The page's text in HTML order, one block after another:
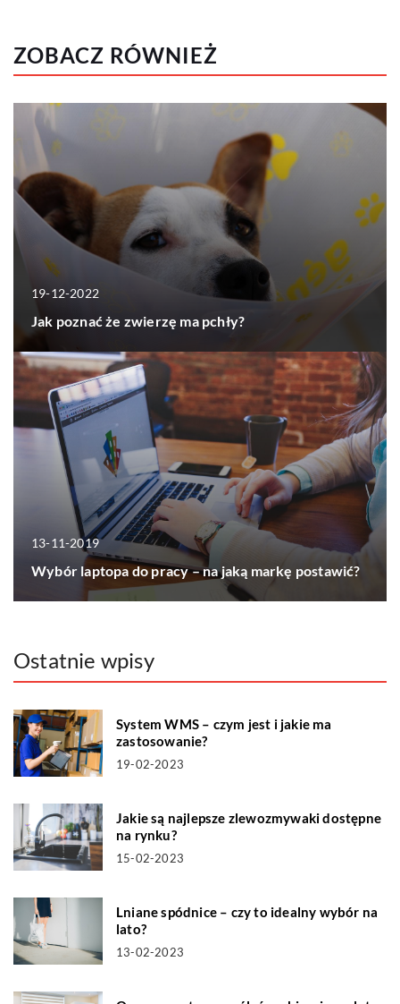
ZOBACZ RÓWNIEŻ
19-12-2022
Jak poznać że zwierzę ma pchły?
13-11-2019
Wybór laptopa do pracy – na jaką markę postawić?
Ostatnie wpisy
System WMS – czym jest i jakie ma
zastosowanie?
19-02-2023
Jakie są najlepsze zlewozmywaki dostępne
na rynku?
15-02-2023
Lniane spódnice – czy to idealny wybór na
lato?
13-02-2023